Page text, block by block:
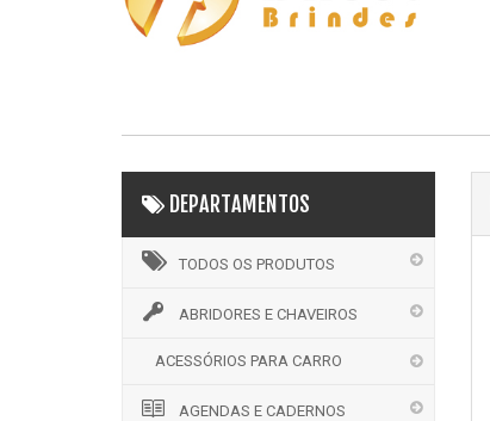
DEPARTAMENTOS
TODOS OS PRODUTOS
ABRIDORES E CHAVEIROS
ACESSÓRIOS PARA CARRO
AGENDAS E CADERNOS